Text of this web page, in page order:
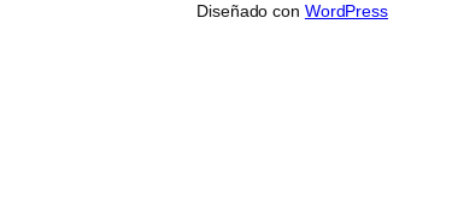
Diseñado con WordPress